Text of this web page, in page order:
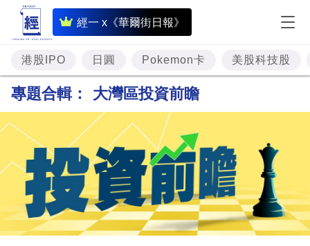
經一 x《華爾街日報》
即
時
財
經
題
投
資
樓
市
港股IPO 日圓 Pokemon卡 美股科技股
專題合輯： 大灣區投資前瞻